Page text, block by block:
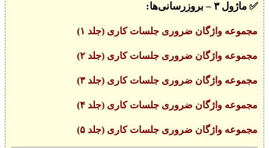
✅ ماژول ۳ – بروز‌رسانی‌ها:
مجموعه واژگان ضروری جلسات کاری (جلد ۱)
مجموعه واژگان ضروری جلسات کاری (جلد ۲)
مجموعه واژگان ضروری جلسات کاری (جلد ۳)
مجموعه واژگان ضروری جلسات کاری (جلد ۴)
مجموعه واژگان ضروری جلسات کاری (جلد ۵)